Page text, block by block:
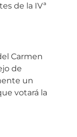
de la IVª
Carmen
de
un
votará la